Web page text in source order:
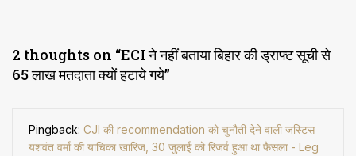
2 thoughts on “ECI ने नहीं बताया बिहार की ड्राफ्ट सूची से
65 लाख मतदाता क्यों हटाये गये”
Pingback: CJI की recommendation को चुनौती देने वाली जस्टिस
यशवंत वर्मा की याचिका खारिज, 30 जुलाई को रिजर्व हुआ था फैसला - Leg